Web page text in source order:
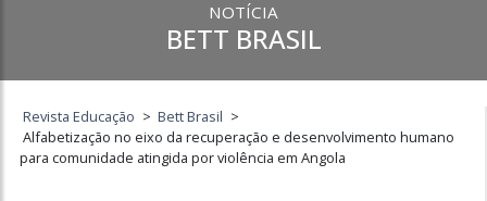
NOTÍCIA
BETT BRASIL
Revista Educação > Bett Brasil >
Alfabetização no eixo da recuperação e desenvolvimento humano
para comunidade atingida por violência em Angola